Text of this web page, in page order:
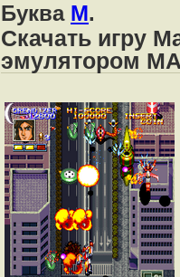
Буква M.
Скачать игру
эмулятором